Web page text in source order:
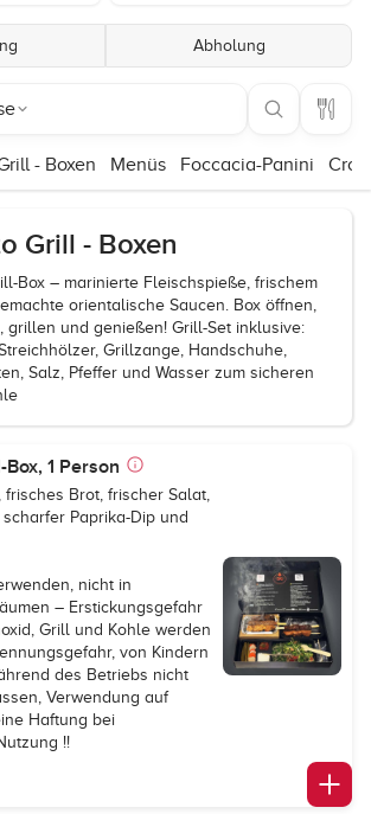
Abholung
- Boxen Menüs Foccacia-Panini
Grill - Boxen
Box – marinierte Fleischspieße, frischem
orientalische Saucen. Box öffnen,
grillen und genießen! Grill-Set inklusive:
Grillzange, Handschuhe,
Salz, Pfeffer und Wasser zum sicheren
1 Person
frisches Brot, frischer Salat,
Paprika-Dip und
nicht in
– Erstickungsgefahr
Grill und Kohle werden
von Kindern
des Betriebs nicht
Verwendung auf
Haftung bei
!!